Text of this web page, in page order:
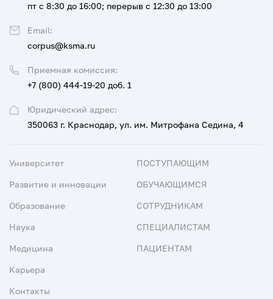
Юридический адрес:
350063 г. Краснодар, ул. им. Митрофана Седина, 4
Приемная комиссия:
+7 (800) 444-19-20 доб. 1
пт с 8:30 до 16:00; перерыв с 12:30 до 13:00
Email:
corpus@ksma.ru
Университет
Развитие и инновации
Образование
Наука
Медицина
Карьера
Контакты
ПОСТУПАЮЩИМ
ОБУЧАЮЩИМСЯ
СОТРУДНИКАМ
СПЕЦИАЛИСТАМ
ПАЦИЕНТАМ